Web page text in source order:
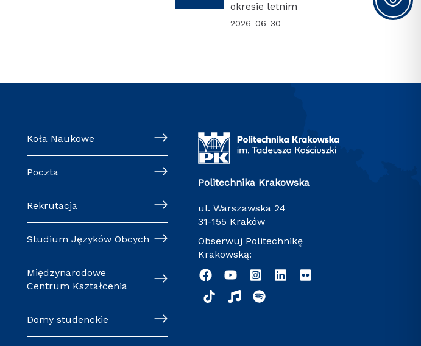
okresie letnim
2026-06-30
Koła Naukowe
Poczta
Rekrutacja
Studium Języków Obcych
Międzynarodowe
Centrum Kształcenia
Domy studenckie
Politechnika Krakowska
ul. Warszawska 24
31-155 Kraków
Obserwuj Politechnikę
Krakowską: